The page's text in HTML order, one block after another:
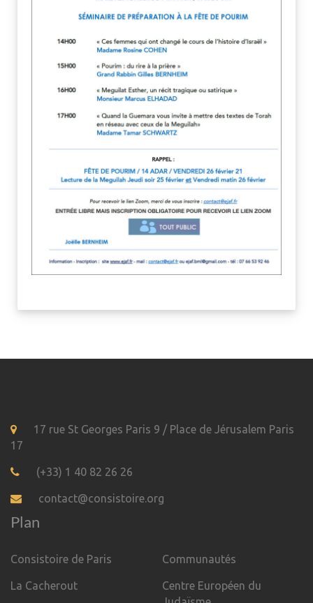
17 rue St Georges Paris 9 / Place de Jérusalem Paris
17
(+33) 1 40 82 26 26
contact@consistoire.org
Plan
Consistoire de Paris
La Cacherout
Communautés
Centre Européen du